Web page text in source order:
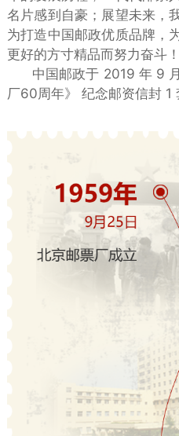
名片感到自豪；展望未来，
为打造中国邮政优质品牌，
更好的方寸精品而努力奋斗！
中国邮政于 2019 年 9
厂60周年》 纪念邮资信封 1